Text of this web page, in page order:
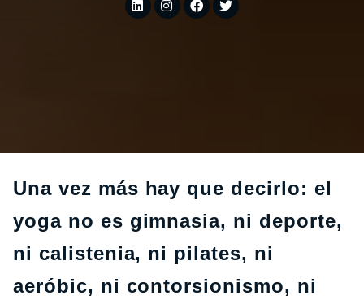
Una vez más hay que decirlo: el
yoga no es gimnasia, ni deporte,
ni calistenia, ni pilates, ni
aeróbic, ni contorsionismo, ni